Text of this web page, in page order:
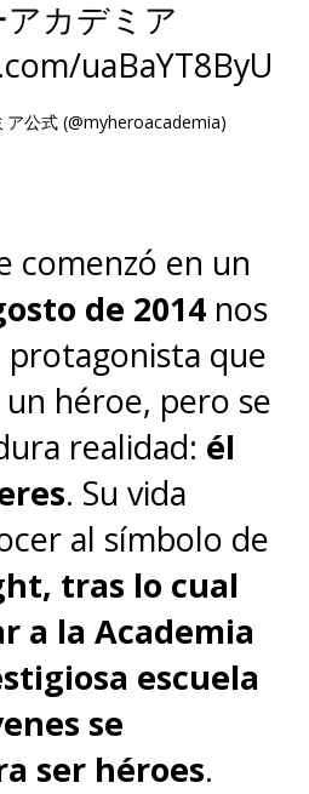
カデミア
uaBaYT8ByU
公式 (@myheroacademia)
comenzó en un
de 2014 nos
que
héroe, pero se
realidad: él
. Su vida
al símbolo de
tras lo cual
a la Academia
escuela
se
ser héroes.